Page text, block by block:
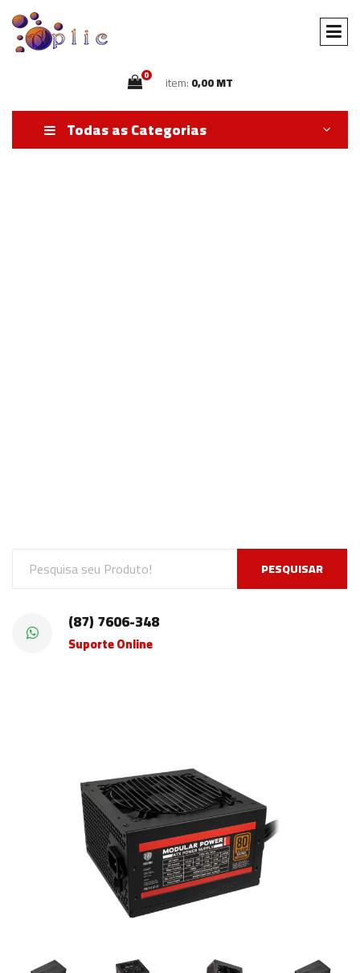
0 item:0,00 MT
Todas as Categorias
PESQUISAR
(87) 7606-348
Suporte Online